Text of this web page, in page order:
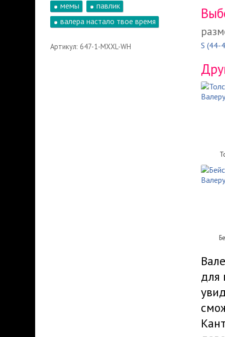
мемы
павлик
валера настало твое время
Артикул: 647-1-MXXL-WH S (44-
для